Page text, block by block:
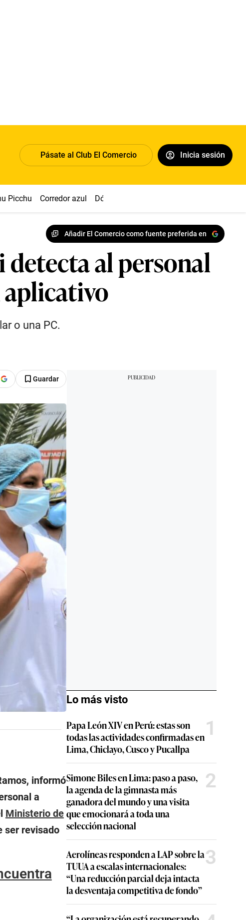
Pásate al Club El Comercio Inicia sesión
Picchu Corredor azul Dólar
Añadir El Comercio como fuente preferida en
detecta al personal
aplicativo
o una PC.
Guardar
informó
a
Ministerio de
ser revisado
Lo más visto
Papa León XIV en Perú: estas son
todas las actividades confirmadas en
Lima, Chiclayo, Cusco y Pucallpa
1
Simone Biles en Lima: paso a paso,
la agenda de la gimnasta más
ganadora del mundo y una visita
que emocionará a toda una
selección nacional
2
Aerolíneas responden a LAP sobre la
TUUA a escalas internacionales:
“Una reducción parcial deja intacta
la desventaja competitiva de fondo”
3